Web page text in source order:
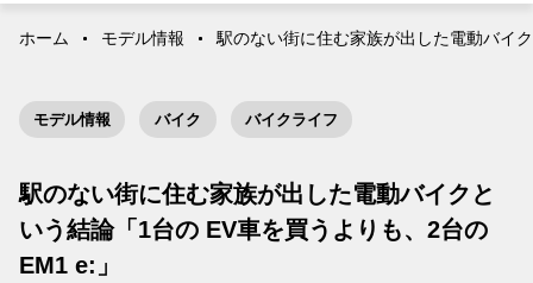
ホーム モデル情報 駅のない街に住む家族が出した電動バイ
モデル情報 バイク バイクライフ
駅のない街に住む家族が出した電動バイクと
いう結論「1台の EV車を買うよりも、2台の
EM1 e:」